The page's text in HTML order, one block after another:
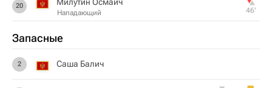
20
Нападающий 46‎’‎
Запасные
2 Саша Балич